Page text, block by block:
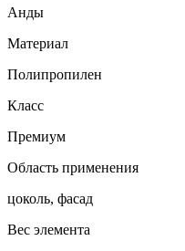
Анды
Материал
Полипропилен
Класс
Премиум
Область применения
цоколь, фасад
Вес элемента